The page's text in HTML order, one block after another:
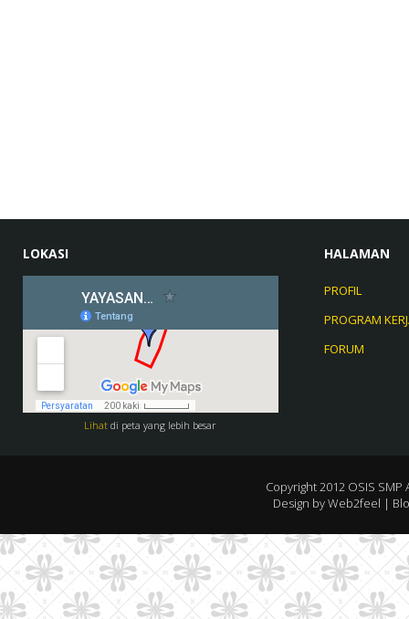
LOKASI
Lihatdi peta yang lebih besar
HALAMAN
PROFIL
PROGRAM
FORUM
Copyright 2012 OSIS SMP
Design byWeb2feel |